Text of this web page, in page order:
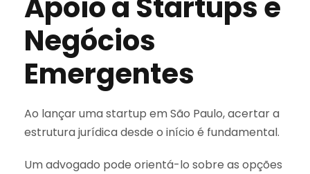
Negócios
Emergentes
Ao lançar uma startup em São Paulo, acertar a
estrutura jurídica desde o início é fundamental.
Um advogado pode orientá-lo sobre as opções